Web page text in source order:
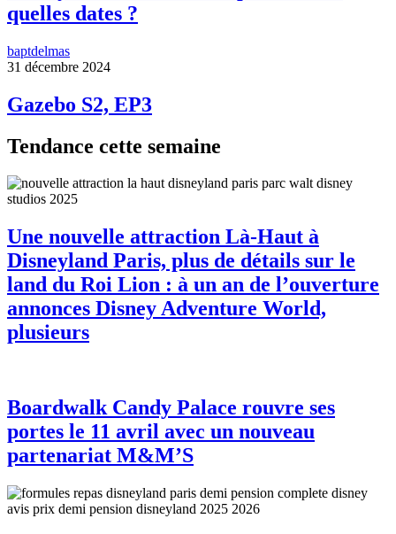
quelles dates ?
baptdelmas
31 décembre 2024
Gazebo S2, EP3
Tendance cette semaine
Une nouvelle attraction Là-Haut à
Disneyland Paris, plus de détails sur le
land du Roi Lion : à un an de l’ouverture
annonces Disney Adventure World,
plusieurs
Boardwalk Candy Palace rouvre ses
portes le 11 avril avec un nouveau
partenariat M&M’S